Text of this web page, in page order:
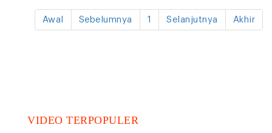
Awal Sebelumnya 1 Selanjutnya Akhir
VIDEO TERPOPULER